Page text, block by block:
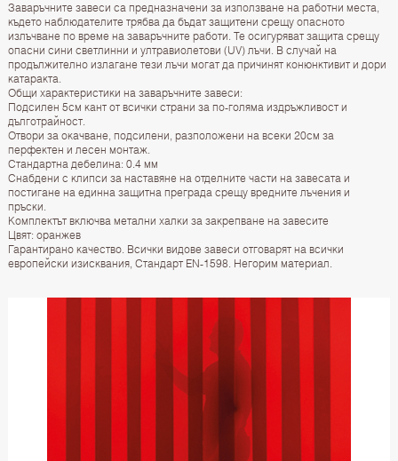
Заваръчните завеси са предназначени за използване на работни места,
където наблюдателите трябва да бъдат защитени срещу опасното
излъчване по време на заваръчните работи. Те осигуряват защита срещу
опасни сини светлинни и ултравиолетови (UV) лъчи. В случай на
продължително излагане тези лъчи могат да причинят конюнктивит и дори
катаракта.
Общи характеристики на заваръчните завеси:
Подсилен 5см кант от всички страни за по-голяма издръжливост и
дълготрайност.
Отвори за окачване, подсилени, разположени на всеки 20см за
перфектен и лесен монтаж.
Стандартна дебелина: 0.4 мм
Снабдени с клипси за наставяне на отделните части на завесата и
постигане на единна защитна преграда срещу вредните лъчения и
пръски.
Комплектът включва метални халки за закрепване на завесите
Цвят: оранжев
Гарантирано качество. Всички видове завеси отговарят на всички
европейски изисквания, Стандарт EN-1598. Негорим материал.